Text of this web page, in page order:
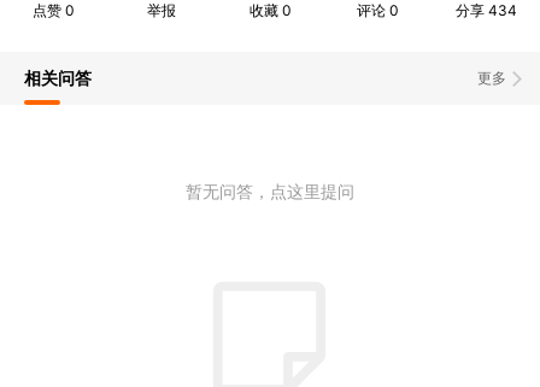
点赞0 举报 收藏 0 评论0 分享 434
更多
相关问答
暂无问答，点这里提问